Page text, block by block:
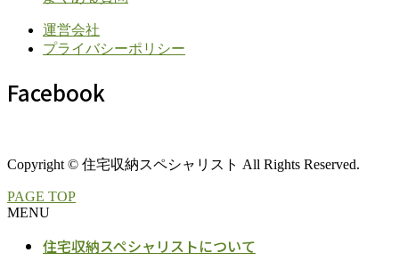
運営会社
プライバシーポリシー
Facebook
Copyright © 住宅収納スペシャリスト All Rights Reserved.
PAGE TOP
MENU
住宅収納スペシャリストについて